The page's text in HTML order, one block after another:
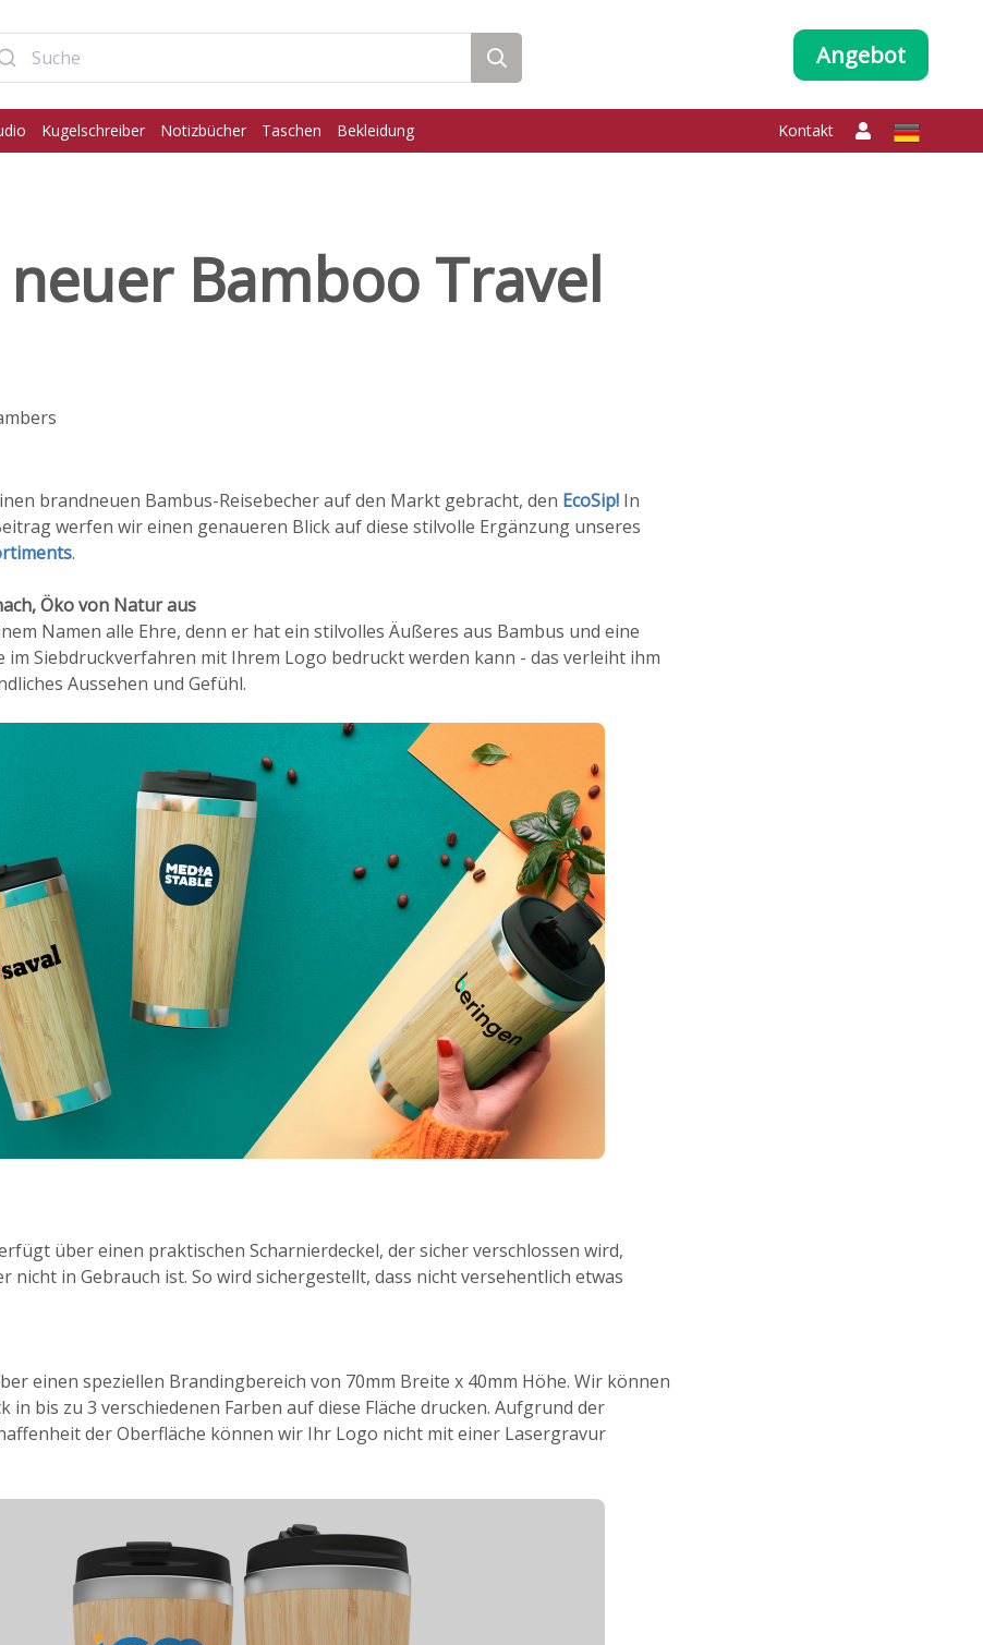
Angebot
Kugelschreiber Notizbücher Taschen Bekleidung Kontakt
Bamboo Travel
brandneuen Bambus-Reisebecher auf den Markt gebracht, den EcoSip! In
werfen wir einen genaueren Blick auf diese stilvolle Ergänzung unseres
.
Öko von Natur aus
Namen alle Ehre, denn er hat ein stilvolles Äußeres aus Bambus und eine
im Siebdruckverfahren mit Ihrem Logo bedruckt werden kann - das verleiht ihm
Aussehen und Gefühl.
über einen praktischen Scharnierdeckel, der sicher verschlossen wird,
nicht in Gebrauch ist. So wird sichergestellt, dass nicht versehentlich etwas
einen speziellen Brandingbereich von 70mm Breite x 40mm Höhe. Wir können
in bis zu 3 verschiedenen Farben auf diese Fläche drucken. Aufgrund der
der Oberfläche können wir Ihr Logo nicht mit einer Lasergravur